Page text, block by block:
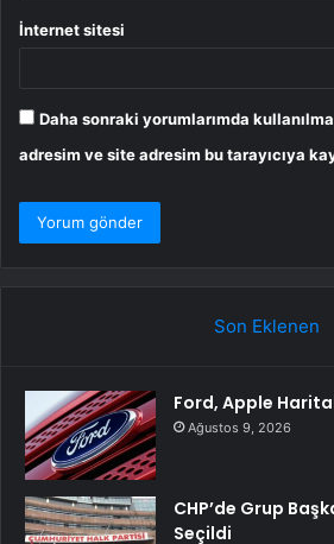
İnternet sitesi
Daha sonraki yorumlarımda
adresim ve site adresim bu tarayıcıya
Son Eklenen
Ford, Apple
Ağustos 9, 2026
CHP’de Grup
Seçildi